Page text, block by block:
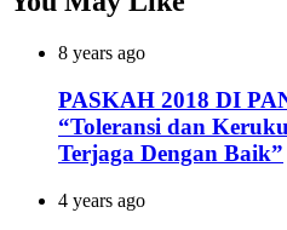
8 years ago
PASKAH 2018 DI
“Toleransi dan
Terjaga Dengan Baik”
4 years ago